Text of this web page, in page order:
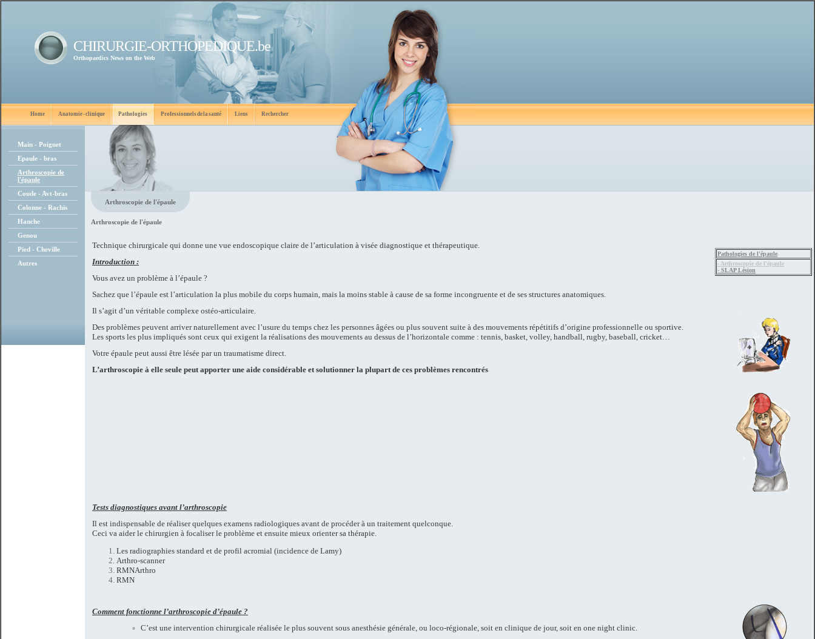
CHIRURGIE-ORTHOPEDIQUE.be
Orthopaedics News on the Web
Home Anatomie - clinique Pathologies Professionnels de la santé Liens Rechercher
Main - Poignet
Epaule - bras
Arthroscopie de
l'épaule
Coude - Avt-bras
Colonne - Rachis
Hanche
Genou
Pied - Cheville
Autres
Arthroscopie de l'épaule
Arthroscopie de l'épaule
Technique chirurgicale qui donne une vue endoscopique claire de l’articulation à visée diagnostique et thérapeutique.
Introduction :
Vous avez un problème à l’épaule ?
Sachez que l’épaule est l’articulation la plus mobile du corps humain, mais la moins stable à cause de sa forme incongruente et de ses structures anatomiques.
Il s’agit d’un véritable complexe ostéo-articulaire.
Des problèmes peuvent arriver naturellement avec l’usure du temps chez les personnes âgées ou plus souvent suite à des mouvements répétitifs d’origine professionnelle ou sportive.
Les sports les plus impliqués sont ceux qui exigent la réalisations des mouvements au dessus de l’horizontale comme : tennis, basket, volley, handball, rugby, baseball, cricket…
Votre épaule peut aussi être lésée par un traumatisme direct.
L’arthroscopie à elle seule peut apporter une aide considérable et solutionner la plupart de ces problèmes rencontrés
Pathologies de l'épaule
- Arthroscopie de l'épaule
- SLAP Lésion
Tests diagnostiques avant l’arthroscopie
Il est indispensable de réaliser quelques examens radiologiques avant de procéder à un traitement quelconque.
Ceci va aider le chirurgien à focaliser le problème et ensuite mieux orienter sa thérapie.
Les radiographies standard et de profil acromial (incidence de Lamy)
Arthro-scanner
RMNArthro
RMN
Comment fonctionne l’arthroscopie d’épaule ?
C’est une intervention chirurgicale réalisée le plus souvent sous anesthésie générale, ou loco-régionale, soit en clinique de jour, soit en one night clinic.